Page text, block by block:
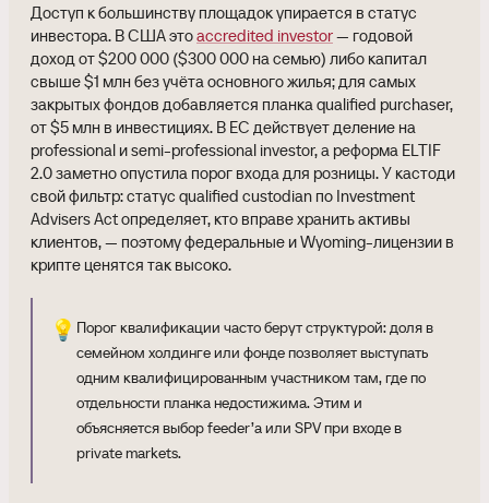
Доступ к большинству площадок упирается в статус
инвестора. В США этоaccredited investor— годовой
доход от $200 000 ($300 000 на семью) либо капитал
свыше $1 млн без учёта основного жилья; для самых
закрытых фондов добавляется планка qualified purchaser,
от $5 млн в инвестициях. В ЕС действует деление на
professional и semi-professional investor, а реформа ELTIF
2.0 заметно опустила порог входа для розницы. У кастоди
свой фильтр: статус qualified custodian по Investment
Advisers Act определяет, кто вправе хранить активы
клиентов, — поэтому федеральные и Wyoming-лицензии в
крипте ценятся так высоко.
💡 Порог квалификации часто берут структурой: доля в
семейном холдинге или фонде позволяет выступать
одним квалифицированным участником там, где по
отдельности планка недостижима. Этим и
объясняется выбор feeder’а или SPV при входе в
private markets.